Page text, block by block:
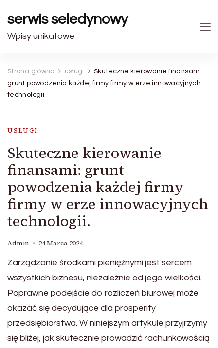
serwis seledynowy
Wpisy unikatowe
Strona główna usługi
Skuteczne kierowanie finansami:
grunt powodzenia każdej firmy firmy w erze innowacyjnych
technologii.
USŁUGI
Skuteczne kierowanie
finansami: grunt
powodzenia każdej firmy
firmy w erze innowacyjnych
technologii.
Admin 24 Marca 2024
Zarządzanie środkami pieniężnymi jest sercem
wszystkich biznesu, niezależnie od jego wielkości.
Poprawne podejście do rozliczeń biurowej może
okazać się decydujące dla prosperity
przedsiębiorstwa. W niniejszym artykule przyjrzymy
się bliżej, jak skutecznie prowadzić rachunkowością